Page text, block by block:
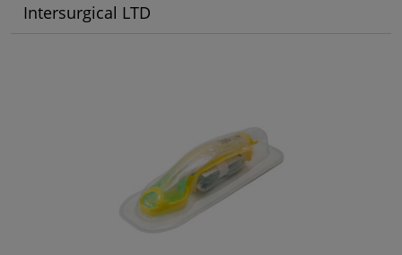
Intersurgical LTD